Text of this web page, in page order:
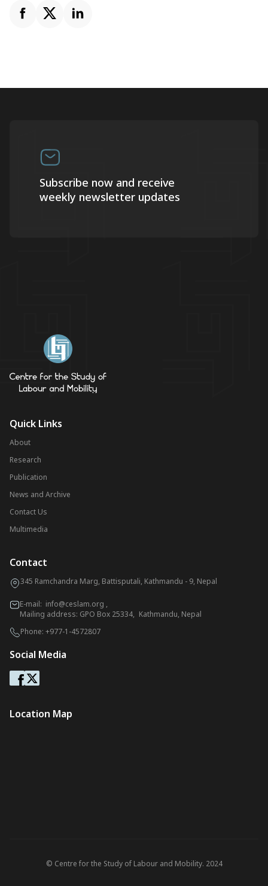
Subscribe now and receive
weekly newsletter updates
Quick Links
About
Research
Publication
News and Archive
Contact Us
Multimedia
Contact
345 Ramchandra Marg, Battisputali, Kathmandu - 9, Nepal
E-mail: info@ceslam.org ,
Mailing address: GPO Box 25334, Kathmandu, Nepal
Phone: +977-1-4572807
Social Media
Location Map
© Centre for the Study of Labour and Mobility. 2024